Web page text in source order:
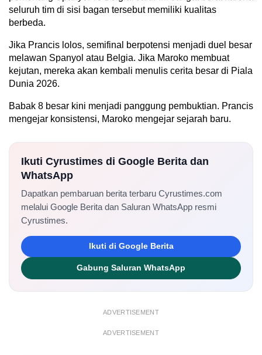
seluruh tim di sisi bagan tersebut memiliki kualitas
berbeda.
Jika Prancis lolos, semifinal berpotensi menjadi duel besar
melawan Spanyol atau Belgia. Jika Maroko membuat
kejutan, mereka akan kembali menulis cerita besar di Piala
Dunia 2026.
Babak 8 besar kini menjadi panggung pembuktian. Prancis
mengejar konsistensi, Maroko mengejar sejarah baru.
Ikuti Cyrustimes di Google Berita dan
WhatsApp
Dapatkan pembaruan berita terbaru Cyrustimes.com
melalui Google Berita dan Saluran WhatsApp resmi
Cyrustimes.
Ikuti di Google Berita
Gabung Saluran WhatsApp
ADVERTISEMENT
ADVERTISEMENT